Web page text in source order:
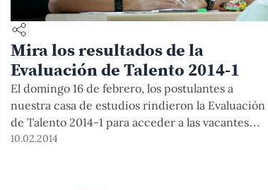
Mira los resultados de la
Evaluación de Talento 2014-1
El domingo 16 de febrero, los postulantes a
nuestra casa de estudios rindieron la Evaluación
de Talento 2014-1 para acceder a las vacantes
ofrecidas para Letras, Ciencias, Arte, Arquitectura
10.02.2014